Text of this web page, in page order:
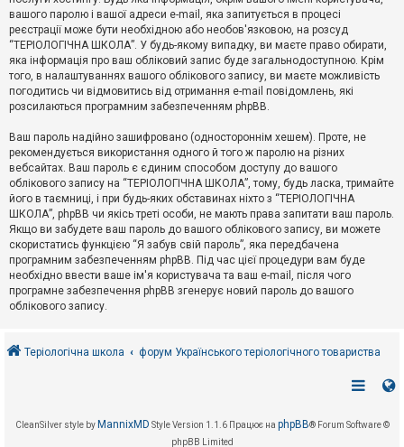
П
о
ш
у
Д
о
м
о
г
вашого паролю і вашої адреси e-mail, яка запитується в процесі
реєстрації може бути необхідною або необов'язковою, на розсуд
“ТЕРІОЛОГІЧНА ШКОЛА”. У будь-якому випадку, ви маєте право обирати,
яка інформація про ваш обліковий запис буде загальнодоступною. Крім
того, в налаштуваннях вашого облікового запису, ви маєте можливість
погодитись чи відмовитись від отримання e-mail повідомлень, які
розсилаються програмним забезпеченням phpBB.
Ваш пароль надійно зашифровано (одностороннім хешем). Проте, не
рекомендується використання одного й того ж паролю на різних
вебсайтах. Ваш пароль є єдиним способом доступу до вашого
облікового запису на “ТЕРІОЛОГІЧНА ШКОЛА”, тому, будь ласка, тримайте
його в таємниці, і при будь-яких обставинах ніхто з “ТЕРІОЛОГІЧНА
ШКОЛА”, phpBB чи якісь треті особи, не мають права запитати ваш пароль.
Якщо ви забудете ваш пароль до вашого облікового запису, ви можете
скористатись функцією “Я забув свій пароль”, яка передбачена
програмним забезпеченням phpBB. Під час цієї процедури вам буде
необхідно ввести ваше ім'я користувача та ваш e-mail, після чого
програмне забезпечення phpBB згенерує новий пароль до вашого
облікового запису.
Теріологічна школа форум Українського теріологічного товариства
CleanSilver style by MannixMD Style Version 1.1.6 Працює на phpBB® Forum Software ©
phpBB Limited